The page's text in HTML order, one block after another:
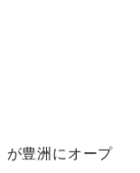
が豊洲にオープ